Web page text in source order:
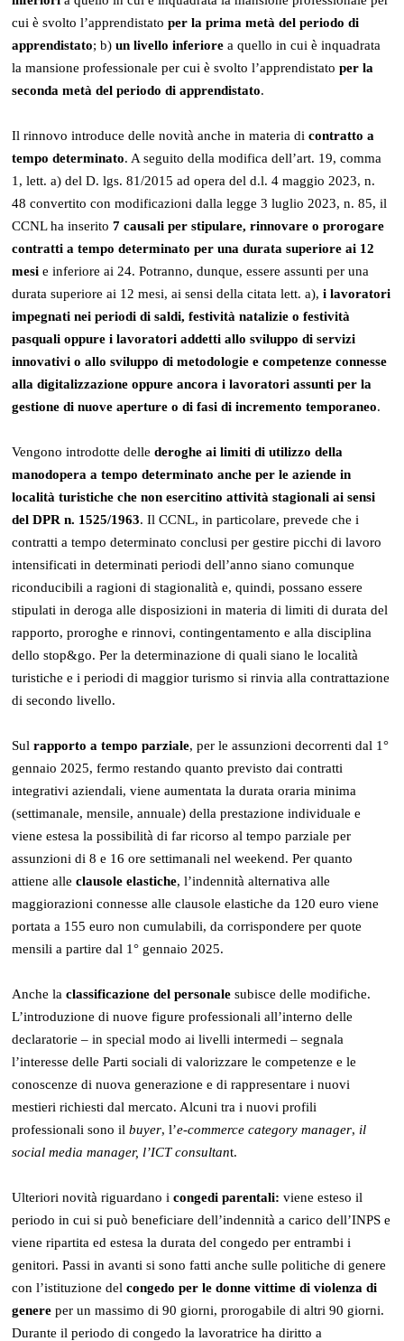
cui è svolto l’apprendistatoper la prima metà del periodo di
apprendistato; b)un livello inferiore a quello in cui è inquadrata
la mansione professionale per cui è svolto l’apprendistato per la
seconda metà del periodo di apprendistato.
Il rinnovo introduce delle novità anche in materia dicontratto a
tempo determinato. A seguito della modifica dell’art. 19, comma
1, lett. a) del D. lgs. 81/2015 ad opera del d.l. 4 maggio 2023, n.
48 convertito con modificazioni dalla legge 3 luglio 2023, n. 85, il
CCNL ha inserito7 causali per stipulare, rinnovare o prorogare
contratti a tempo determinato per una durata superiore ai 12
mesi e inferiore ai 24. Potranno, dunque, essere assunti per una
durata superiore ai 12 mesi, ai sensi della citata lett. a),i lavoratori
impegnati nei periodi di saldi, festività natalizie o festività
pasquali oppure i lavoratori addetti allo sviluppo di servizi
innovativi o allo sviluppo di metodologie e competenze connesse
alla digitalizzazione oppure ancora i lavoratori assunti per la
gestione di nuove aperture o di fasi di incremento temporaneo.
Vengono introdotte delle deroghe ai limiti di utilizzo della
manodopera a tempo determinato anche per le aziende in
località turistiche che non esercitino attività stagionali ai sensi
del DPR n. 1525/1963. Il CCNL, in particolare, prevede che i
contratti a tempo determinato conclusi per gestire picchi di lavoro
intensificati in determinati periodi dell’anno siano comunque
riconducibili a ragioni di stagionalità e, quindi, possano essere
stipulati in deroga alle disposizioni in materia di limiti di durata del
rapporto, proroghe e rinnovi, contingentamento e alla disciplina
dello stop&go. Per la determinazione di quali siano le località
turistiche e i periodi di maggior turismo si rinvia alla contrattazione
di secondo livello.
Sulrapporto a tempo parziale, per le assunzioni decorrenti dal 1°
gennaio 2025, fermo restando quanto previsto dai contratti
integrativi aziendali, viene aumentata la durata oraria minima
(settimanale, mensile, annuale) della prestazione individuale e
viene estesa la possibilità di far ricorso al tempo parziale per
assunzioni di 8 e 16 ore settimanali nel weekend. Per quanto
attiene alleclausole elastiche, l’indennità alternativa alle
maggiorazioni connesse alle clausole elastiche da 120 euro viene
portata a 155 euro non cumulabili, da corrispondere per quote
mensili a partire dal 1° gennaio 2025.
Anche laclassificazione del personale subisce delle modifiche.
L’introduzione di nuove figure professionali all’interno delle
declaratorie – in special modo ai livelli intermedi – segnala
l’interesse delle Parti sociali di valorizzare le competenze e le
conoscenze di nuova generazione e di rappresentare i nuovi
mestieri richiesti dal mercato. Alcuni tra i nuovi profili
professionali sono ilbuyer, l’e-commerce category manager, il
social media manager, l’ICT consultant.
Ulteriori novità riguardano icongedi parentali:viene esteso il
periodo in cui si può beneficiare dell’indennità a carico dell’INPS e
viene ripartita ed estesa la durata del congedo per entrambi i
genitori. Passi in avanti si sono fatti anche sulle politiche di genere
con l’istituzione delcongedo per le donne vittime di violenza di
genereper un massimo di 90 giorni, prorogabile di altri 90 giorni.
Durante il periodo di congedo la lavoratrice ha diritto a